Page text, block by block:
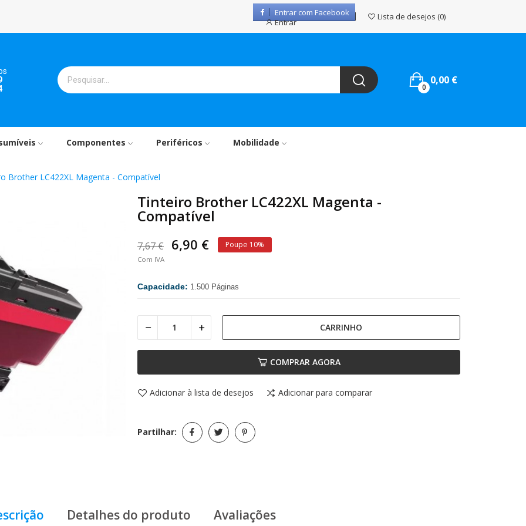
Entrar com Facebook
Entrar
Lista de desejos 0
0,00 €
0
Componentes Periféricos Mobilidade
Brother LC422XL Magenta - Compatível
Tinteiro Brother LC422XL Magenta -
Compatível
7,67 € 6,90 € Poupe 10%
Com IVA
Capacidade: 1.500 Páginas
CARRINHO
COMPRAR AGORA
Adicionar à lista de desejos Adicionar para comparar
Partilhar:
Detalhes do produto Avaliações